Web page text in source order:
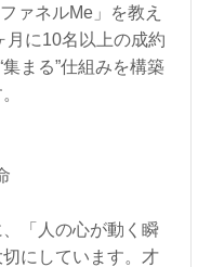
ァネルMe」を教え
月に10名以上の成約
まる”仕組みを構築
「人の心が動く瞬
にしています。才